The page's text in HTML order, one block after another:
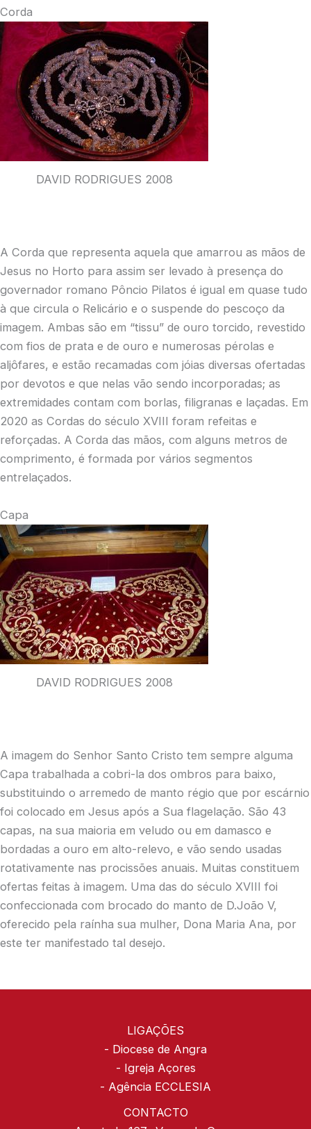
Corda
DAVID RODRIGUES 2008
A Corda que representa aquela que amarrou as mãos de
Jesus no Horto para assim ser levado à presença do
governador romano Pôncio Pilatos é igual em quase tudo
à que circula o Relicário e o suspende do pescoço da
imagem. Ambas são em “tissu” de ouro torcido, revestido
com fios de prata e de ouro e numerosas pérolas e
aljôfares, e estão recamadas com jóias diversas ofertadas
por devotos e que nelas vão sendo incorporadas; as
extremidades contam com borlas, filigranas e laçadas. Em
2020 as Cordas do século XVIII foram refeitas e
reforçadas. A Corda das mãos, com alguns metros de
comprimento, é formada por vários segmentos
entrelaçados.
Capa
DAVID RODRIGUES 2008
A imagem do Senhor Santo Cristo tem sempre alguma
Capa trabalhada a cobri-la dos ombros para baixo,
substituindo o arremedo de manto régio que por escárnio
foi colocado em Jesus após a Sua flagelação. São 43
capas, na sua maioria em veludo ou em damasco e
bordadas a ouro em alto-relevo, e vão sendo usadas
rotativamente nas procissões anuais. Muitas constituem
ofertas feitas à imagem. Uma das do século XVIII foi
confeccionada com brocado do manto de D.João V,
oferecido pela raínha sua mulher, Dona Maria Ana, por
este ter manifestado tal desejo.
LIGAÇÕES
- Diocese de Angra
- Igreja Açores
- Agência ECCLESIA
CONTACTO